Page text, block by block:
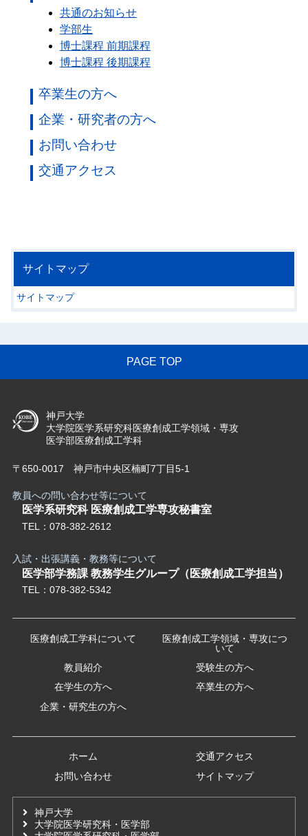
共通のお知らせ
学部生
博士課程 前期課程
博士課程 後期課程
卒業生の方へ
企業・研究者の方へ
お問い合わせ
交通アクセス
サイトマップ
サイトマップ
PAGE TOP
神戸大学
大学院医学系研究科医療創成工学領域・専攻
医学部医療創成工学科
〒650-0017 神戸市中央区楠町7丁目5-1
教員への問い合わせ等について
医学系研究科 医療創成工学専攻秘書室
TEL：078-382-2612
入試・出張講義・教務等について
医学部学務課 教務学生グループ（医療創成工学担当）
TEL：078-382-5342
医療創成工学科について
医療創成工学領域・専攻につ
いて
教員紹介
受験生の方へ
在学生の方へ
卒業生の方へ
企業・研究生の方へ
ホーム
交通アクセス
お問い合わせ
サイトマップ
神戸大学
⼤学院医学研究科・医学部